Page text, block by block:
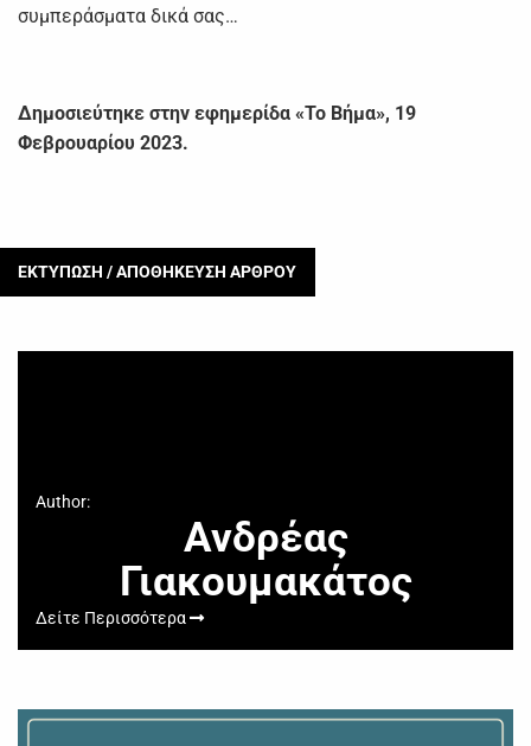
συμπεράσματα δικά σας…
Δημοσιεύτηκε στην εφημερίδα «Το Βήμα», 19
Φεβρουαρίου 2023.
ΕΚΤΥΠΩΣΗ / ΑΠΟΘΗΚΕΥΣΗ ΑΡΘΡΟΥ
Author:
Ανδρέας
Γιακουμακάτος
Δείτε Περισσότερα